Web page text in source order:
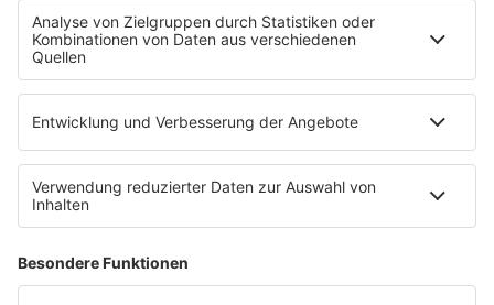
Empfang
90s90s App
Sonos
Service
FAQs
Kontakt
Datenschutz
Datenschutz Facebook & Instagram-Fanpage